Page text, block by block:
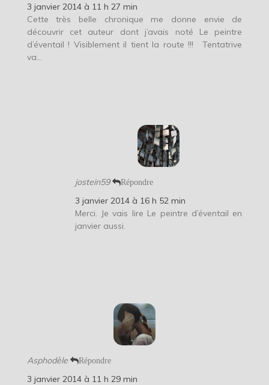
3 janvier 2014 à 11 h 27 min
Cette très belle chronique me donne envie de
découvrir cet auteur dont j’avais noté Le peintre
d’éventail ! Visiblement il tient la route !!!
Tentatrive
va…
jostein59 Répondre
3 janvier 2014 à 16 h 52 min
Merci. Je vais lire Le peintre d’éventail en
janvier aussi.
Asphodèle Répondre
3 janvier 2014 à 11 h 29 min